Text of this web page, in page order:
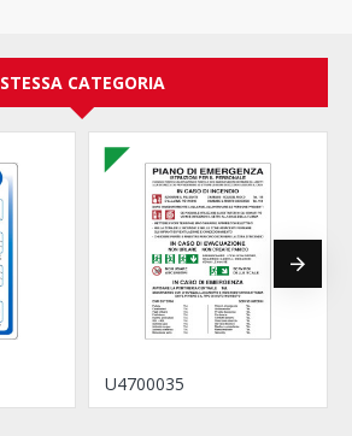
STESSA CATEGORIA
U4700035